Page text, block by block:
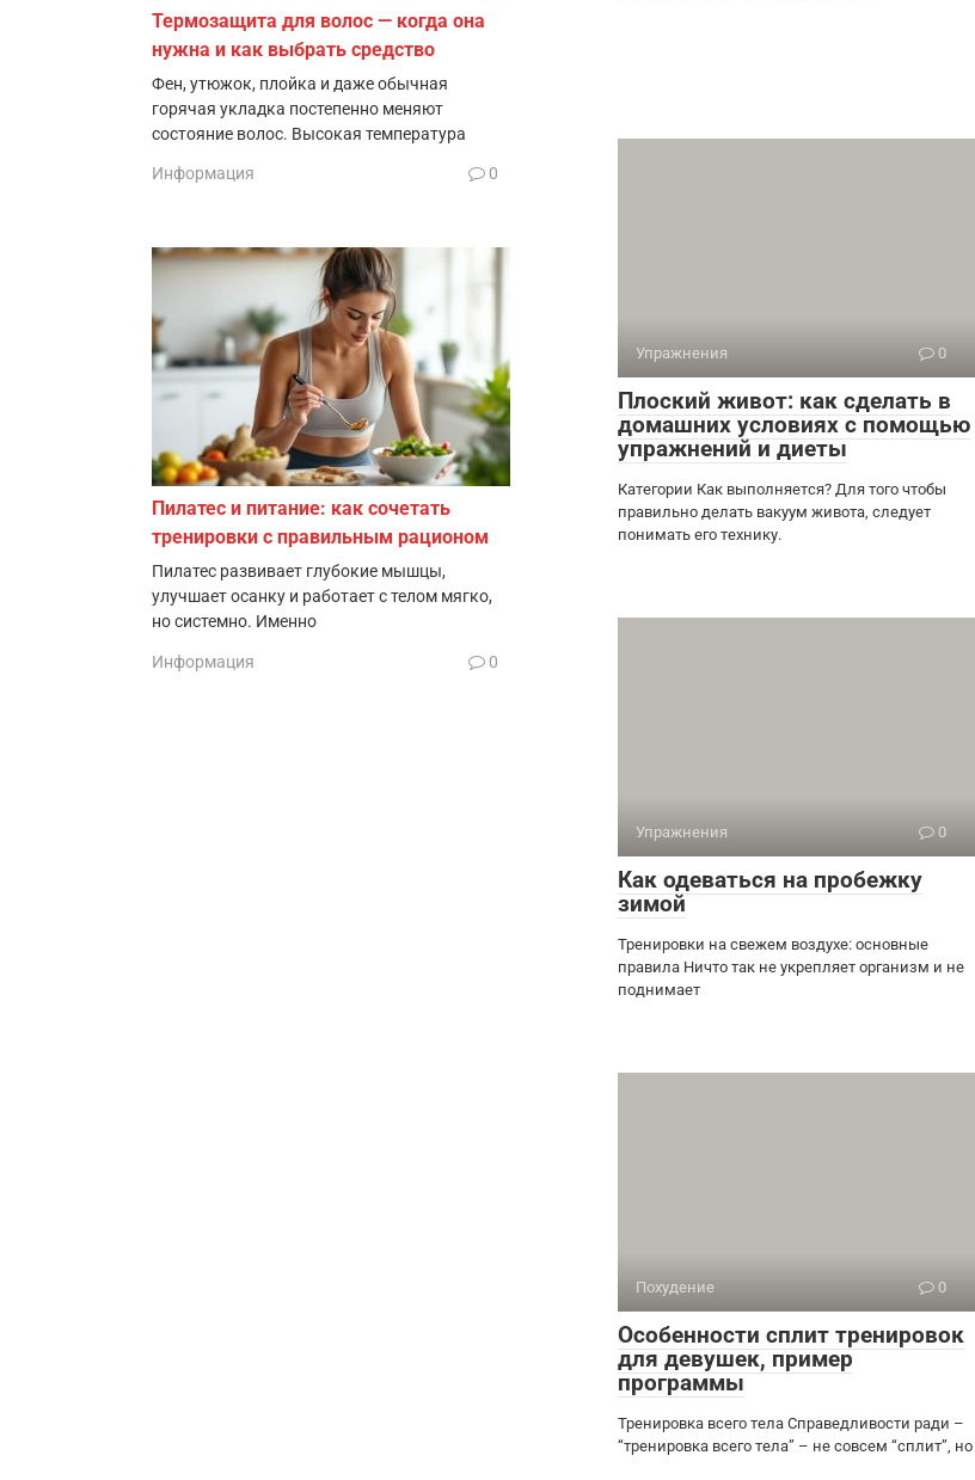
Упражнения 0
Плоский живот: как сделать в
домашних условиях с помощью
упражнений и диеты
Категории Как выполняется? Для того чтобы
правильно делать вакуум живота, следует
понимать его технику.
Упражнения 0
Как одеваться на пробежку
зимой
Тренировки на свежем воздухе: основные
правила Ничто так не укрепляет организм и не
поднимает
Похудение 0
Особенности сплит тренировок
для девушек, пример
программы
Тренировка всего тела Справедливости ради –
“тренировка всего тела” – не совсем “сплит”, но
Термозащита для волос — когда она
нужна и как выбрать средство
Фен, утюжок, плойка и даже обычная
горячая укладка постепенно меняют
состояние волос. Высокая температура
Информация 0
Пилатес и питание: как сочетать
тренировки с правильным рационом
Пилатес развивает глубокие мышцы,
улучшает осанку и работает с телом мягко,
но системно. Именно
Информация 0